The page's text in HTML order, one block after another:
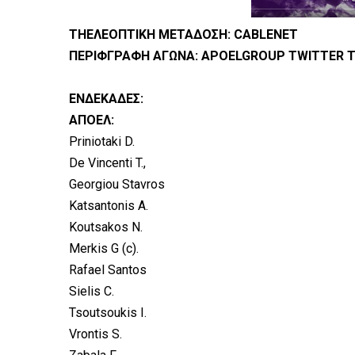
ΤΗΕΛΕΟΠΤΙΚΗ ΜΕΤΑΔΟΣΗ: CABLENET
ΠΕΡΙΦΓΡΑΦΗ ΑΓΩΝΑ: APOELGROUP TWITTER
ΕΝΔΕΚΑΔΕΣ:
ΑΠΟΕΛ:
Priniotaki D.
De Vincenti T.,
Georgiou Stavros
Katsantonis A.
Koutsakos N.
Merkis G (c).
Rafael Santos
Sielis C.
Tsoutsoukis I.
Vrontis S.